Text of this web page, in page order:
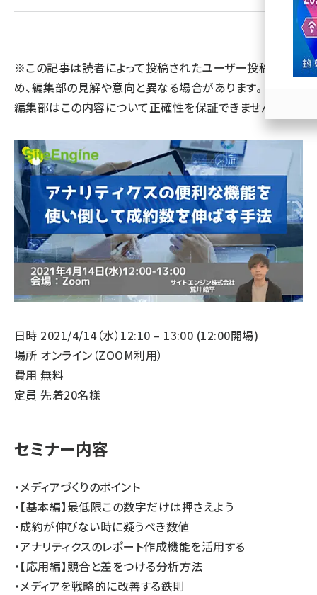
※この記事は読者によって投稿されたユーザー投稿のた
め、編集部の見解や意向と異なる場合があります。 また、
編集部はこの内容について正確性を保証できません。
日時 2021/4/14（水）12:10 – 13:00 (12:00開場)
場所 オンライン（ZOOM利用）
費用 無料
定員 先着20名様
セミナー内容
・メディアづくりのポイント
・【基本編】最低限この数字だけは押さえよう
・成約が伸びない時に疑うべき数値
・アナリティクスのレポート作成機能を活用する
・【応用編】競合と差をつける分析方法
・メディアを戦略的に改善する鉄則